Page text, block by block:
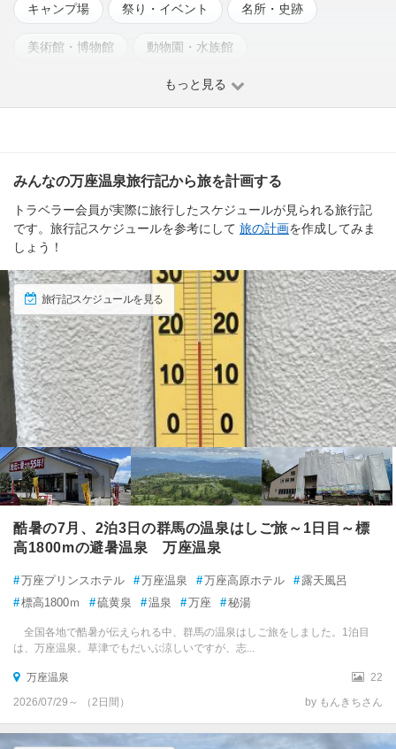
キャンプ場 祭り・イベント 名所・史跡
美術館・博物館 動物園・水族館
もっと見る
みんなの万座温泉旅行記から旅を計画する
トラベラー会員が実際に旅行したスケジュールが見られる旅行記
です。旅行記スケジュールを参考にして 旅の計画を作成してみま
しょう！
旅行記スケジュールを見る
酷暑の7月、2泊3日の群馬の温泉はしご旅～1日目～標
高1800mの避暑温泉 万座温泉
#万座プリンスホテル #万座温泉 #万座高原ホテル # 露天風呂
#標高1800ｍ #硫黄泉 #温泉 #万座 #秘湯
全国各地で酷暑が伝えられる中、群馬の温泉はしご旅をしました。1泊目
は、万座温泉。草津でもだいぶ涼しいですが、志...
万座温泉
22
2026/07/29～ （2日間）
by もんきちさん